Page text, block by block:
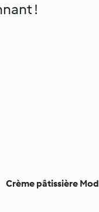
!
Crème pâtissière